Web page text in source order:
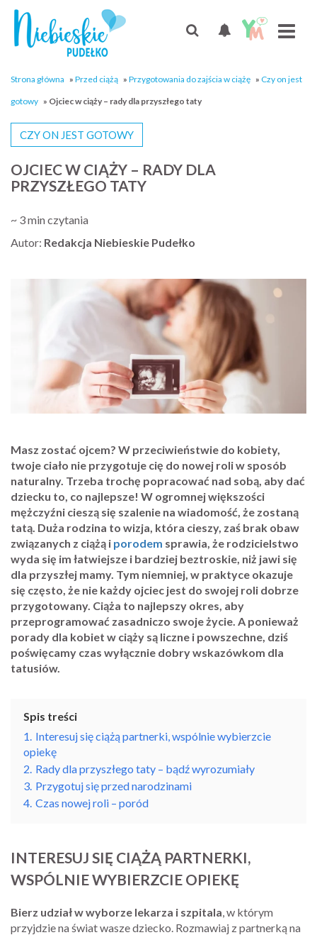
Strona główna » Przed ciążą » Przygotowania do zajścia w ciążę » Czy on jest
gotowy » Ojciec w ciąży – rady dla przyszłego taty
OJCIEC W CIĄŻY – RADY DLA
PRZYSZŁEGO TATY
CZY ON JEST GOTOWY
~ 3 min czytania
Autor: Redakcja Niebieskie Pudełko
Masz zostać ojcem? W przeciwieństwie do kobiety,
twoje ciało nie przygotuje cię do nowej roli w sposób
naturalny. Trzeba trochę popracować nad sobą, aby dać
dziecku to, co najlepsze! W ogromnej większości
mężczyźni cieszą się szalenie na wiadomość, że zostaną
tatą. Duża rodzina to wizja, która cieszy, zaś brak obaw
związanych z ciążą i porodem sprawia, że rodzicielstwo
wyda się im łatwiejsze i bardziej beztroskie, niż jawi się
dla przyszłej mamy. Tym niemniej, w praktyce okazuje
się często, że nie każdy ojciec jest do swojej roli dobrze
przygotowany. Ciąża to najlepszy okres, aby
przeprogramować zasadniczo swoje życie. A ponieważ
porady dla kobiet w ciąży są liczne i powszechne, dziś
poświęcamy czas wyłącznie dobry wskazówkom dla
tatusiów.
Spis treści
1. Interesuj się ciążą partnerki, wspólnie wybierzcie
opiekę
2. Rady dla przyszłego taty – bądź wyrozumiały
3. Przygotuj się przed narodzinami
4. Czas nowej roli – poród
INTERESUJ SIĘ CIĄŻĄ PARTNERKI,
WSPÓLNIE WYBIERZCIE OPIEKĘ
Bierz udział w wyborze lekarza i szpitala , w którym
przyjdzie na świat wasze dziecko. Rozmawiaj z partnerką na